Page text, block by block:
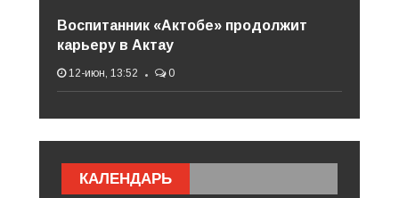
Воспитанник «Актобе» продолжит
карьеру в Актау
12-июн, 13:52 0
КАЛЕНДАРЬ